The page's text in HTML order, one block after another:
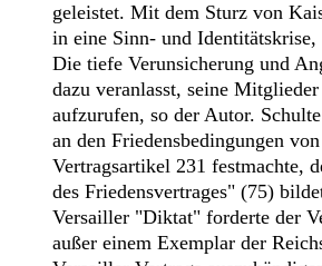
geleistet. Mit dem Sturz von
in eine Sinn- und
Die tiefe Verunsicherung und
dazu veranlasst, seine
aufzurufen, so der Autor.
an den Friedensbedingungen
Vertragsartikel 231 festmachte,
des Friedensvertrages" (75)
Versailler "Diktat" forderte der
außer einem Exemplar der